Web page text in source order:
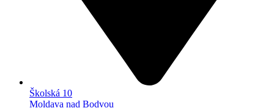
Školská 10
Moldava nad Bodvou